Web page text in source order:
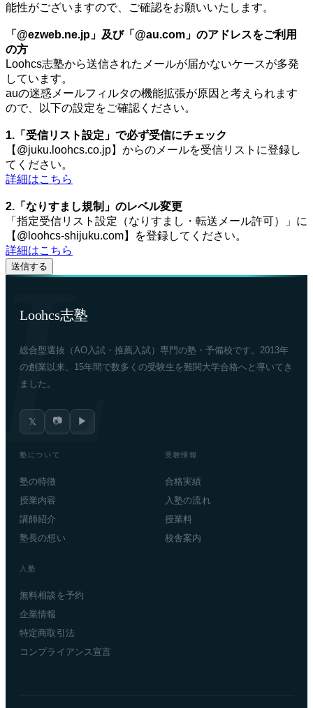
能性がございますので、ご確認をお願いいたします。
「@ezweb.ne.jp」及び「@au.com」のアドレスをご利用
の方
Loohcs志塾から送信されたメールが届かないケースが多発
しています。
auの迷惑メールフィルタの機能拡張が原因と考えられます
ので、以下の設定をご確認ください。
1.「受信リスト設定」で必ず受信にチェック
【@juku.loohcs.co.jp】からのメールを受信リストに登録し
てください。
詳細はこちら
2.「なりすまし規制」のレベル変更
「指定受信リスト設定（なりすまし・転送メール許可）」に
【@loohcs-shijuku.com】を登録してください。
詳細はこちら
Loohcs志塾
総合型選抜（AO入試・推薦入試）専門の塾・予備校です。2013年
の創業以来、15年間で数多くの受験生を難関大学合格へと導いてき
ました。
𝕏 📷 ▶
塾について
塾の特徴
授業内容
講師紹介
塾長の想い
受験情報
合格実績
入塾の流れ
授業料
校舎案内
入塾
無料相談を予約
企業情報
特定商取引法
コンプライアンス宣言